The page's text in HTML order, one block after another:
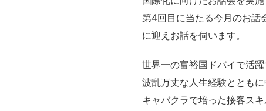
第4回目に当たる今月のお話
に迎えお話を伺います。
世界一の富裕国ドバイで活
波乱万丈な人生経験ととも
キャバクラで培った接客ス